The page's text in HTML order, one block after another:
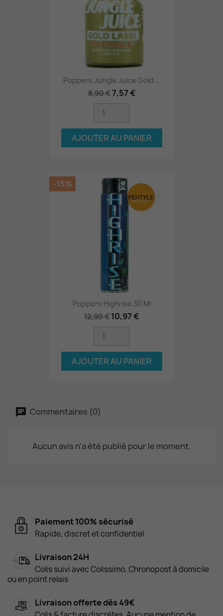
Poppers Jungle Juice Gold...
8,90 €7,57 €
AJOUTER AU PANIER
Poppers Highrise 30 Ml
12,90 € 10,97 €
AJOUTER AU PANIER
-15%
Commentaires (0)
Aucun avis n'a été publié pour le moment.
Paiement 100% sécurisé
Rapide, discret et confidentiel
Livraison 24H
Colis suivi avec Colissimo, Chronopost à domicile
ou en point relais
Livraison offerte dès 49€